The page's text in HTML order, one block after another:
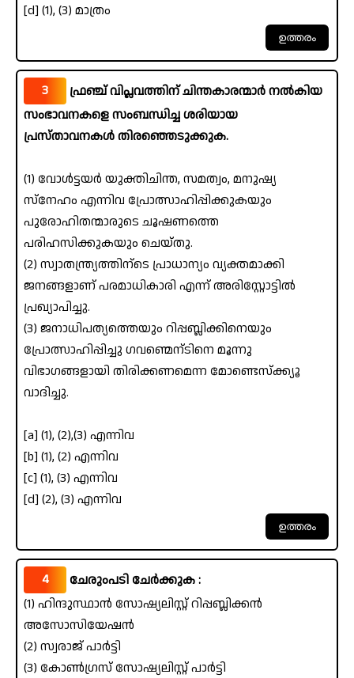
[d] (1), (3) മാത്രം
3
ഫ്രഞ്ച് വിപ്ലവത്തിന് ചിന്തകാരന്മാർ നൽകിയ
സംഭാവനകളെ സംബന്ധിച്ച ശരിയായ
പ്രസ്താവനകൾ തിരഞ്ഞെടുക്കുക.
(1) വോൾട്ടയർ യുക്തിചിന്ത, സമത്വം, മനുഷ്യ
സ്നേഹം എന്നിവ പ്രോത്സാഹിപ്പിക്കുകയും
പുരോഹിതന്മാരുടെ ചൂഷണത്തെ
പരിഹസിക്കുകയും ചെയ്തു.
(2) സ്വാതന്ത്ര്യത്തിന്ടെ പ്രാധാന്യം വ്യക്തമാക്കി
ജനങ്ങളാണ് പരമാധികാരി എന്ന് അരിസ്റ്റോട്ടിൽ
പ്രഖ്യാപിച്ചു.
(3) ജനാധിപത്യത്തെയും റിപ്പബ്ലിക്കിനെയും
പ്രോത്സാഹിപ്പിച്ചു ഗവണ്മെന്ടിനെ മൂന്നു
വിഭാഗങ്ങളായി തിരിക്കണമെന്ന മോണ്ടെസ്ക്ക്യൂ
വാദിച്ചു.
[a] (1), (2),(3) എന്നിവ
[b] (1), (2) എന്നിവ
[c] (1), (3) എന്നിവ
[d] (2), (3) എന്നിവ
4
ചേരുംപടി ചേർക്കുക :
(1) ഹിന്ദുസ്ഥാൻ സോഷ്യലിസ്റ്റ് റിപ്പബ്ലിക്കൻ
അസോസിയേഷൻ
(2) സ്വരാജ് പാർട്ടി
(3) കോൺഗ്രസ് സോഷ്യലിസ്റ്റ് പാർട്ടി